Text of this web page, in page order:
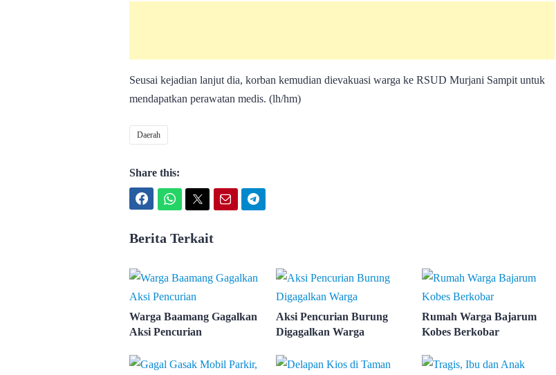
Seusai kejadian lanjut dia, korban kemudian dievakuasi warga ke RSUD Murjani Sampit untuk
mendapatkan perawatan medis. (lh/hm)
Daerah
Share this:
Berita Terkait
Warga Baamang Gagalkan
Aksi Pencurian
Aksi Pencurian Burung
Digagalkan Warga
Rumah Warga Bajarum
Kobes Berkobar